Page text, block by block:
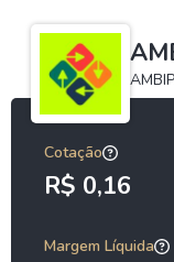
Cotação
R$ 0,16
Margem Líquida